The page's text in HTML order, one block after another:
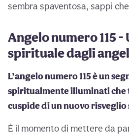
sembra spaventosa, sappi
Angelo numero 115 -
spirituale dagli
L’angelo numero 115 è un
spiritualmente illuminati che
cuspide di un nuovo
È il momento di mettere da